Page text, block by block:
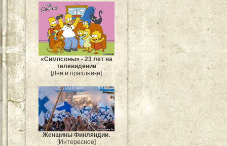
«Симпсоны» - 23 лет на
телевидении
[Дни и праздники]
Женщины Финляндии.
[Интересное]